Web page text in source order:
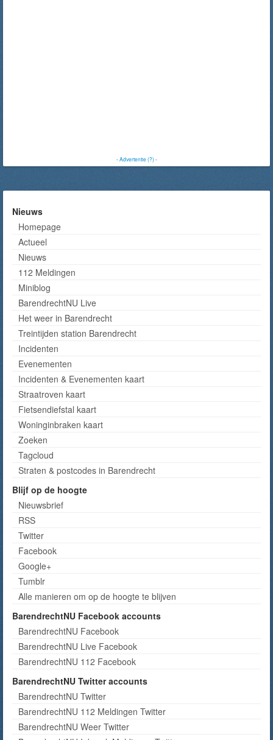
-Advertentie (?)-
Nieuws
Homepage
Actueel
Nieuws
112 Meldingen
Miniblog
BarendrechtNU Live
Het weer in Barendrecht
Treintijden station Barendrecht
Incidenten
Evenementen
Incidenten & Evenementen kaart
Straatroven kaart
Fietsendiefstal kaart
Woninginbraken kaart
Zoeken
Tagcloud
Straten & postcodes in Barendrecht
Blijf op de hoogte
Nieuwsbrief
RSS
Twitter
Facebook
Google+
Tumblr
Alle manieren om op de hoogte te blijven
BarendrechtNU Facebook accounts
BarendrechtNU Facebook
BarendrechtNU Live Facebook
BarendrechtNU 112 Facebook
BarendrechtNU Twitter accounts
BarendrechtNU Twitter
BarendrechtNU 112 Meldingen Twitter
BarendrechtNU Weer Twitter